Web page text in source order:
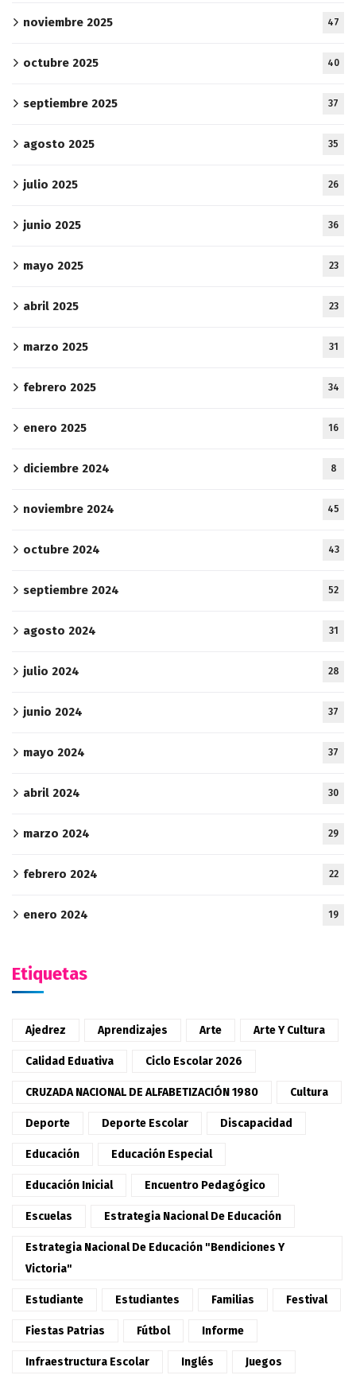
noviembre 2025 47
octubre 2025 40
septiembre 2025 37
agosto 2025 35
julio 2025 26
junio 2025 36
mayo 2025 23
abril 2025 23
marzo 2025 31
febrero 2025 34
enero 2025 16
diciembre 2024 8
noviembre 2024 45
octubre 2024 43
septiembre 2024 52
agosto 2024 31
julio 2024 28
junio 2024 37
mayo 2024 37
abril 2024 30
marzo 2024 29
febrero 2024 22
enero 2024 19
Etiquetas
Ajedrez Aprendizajes Arte Arte Y Cultura
Calidad Eduativa Ciclo Escolar 2026
CRUZADA NACIONAL DE ALFABETIZACIÓN 1980 Cultura
Deporte Deporte Escolar Discapacidad
Educación Educación Especial
Educación Inicial Encuentro Pedagógico
Escuelas Estrategia Nacional De Educación
Estrategia Nacional De Educación "Bendiciones Y
Victoria"
Estudiante Estudiantes Familias Festival
Fiestas Patrias Fútbol Informe
Infraestructura Escolar Inglés Juegos